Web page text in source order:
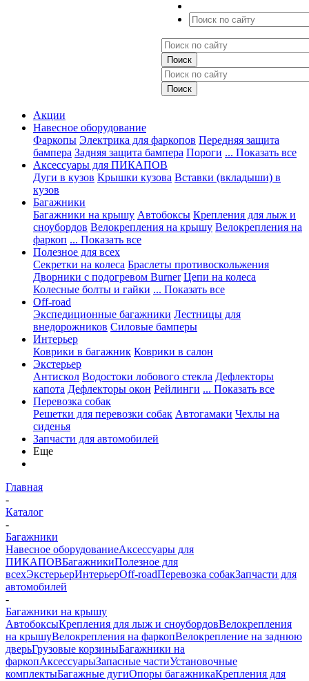
Акции
Навесное оборудование
Фаркопы Электрика для фаркопов Передняя защита
бампера Задняя защита бампера Пороги ... Показать все
Аксессуары для ПИКАПОВ
Дуги в кузов Крышки кузова Вставки (вкладыши) в
кузов
Багажники
Багажники на крышу Автобоксы Крепления для лыж и
сноубордов Велокрепления на крышу Велокрепления на
фаркоп ... Показать все
Полезное для всех
Секретки на колеса Браслеты противоскольжения
Дворники с подогревом Burner Цепи на колеса
Колесные болты и гайки ... Показать все
Off-road
Экспедиционные багажники Лестницы для
внедорожников Силовые бамперы
Интерьер
Коврики в багажник Коврики в салон
Экстерьер
Антискол Водостоки лобового стекла Дефлекторы
капота Дефлекторы окон Рейлинги ... Показать все
Перевозка собак
Решетки для перевозки собак Автогамаки Чехлы на
сиденья
Запчасти для автомобилей
Еще
Главная
-
Каталог
-
Багажники
Навесное оборудованиеАксессуары для
ПИКАПОВБагажникиПолезное для
всехЭкстерьерИнтерьерOff-roadПеревозка собакЗапчасти для
автомобилей
-
Багажники на крышу
АвтобоксыКрепления для лыж и сноубордовВелокрепления
на крышуВелокрепления на фаркопВелокрепление на заднюю
дверьГрузовые корзиныБагажники на
фаркопАксессуарыЗапасные частиУстановочные
комплектыБагажные дугиОпоры багажникаКрепления для